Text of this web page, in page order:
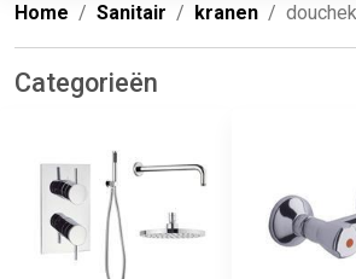
Home Sanitair kranen
Categorieën